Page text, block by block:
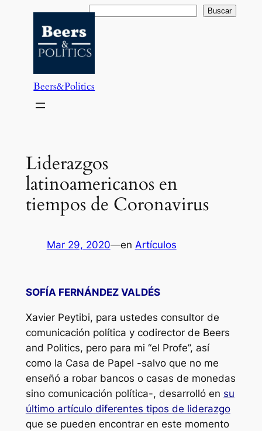
contenido
Buscar Buscar
Beers&Politics
Liderazgos
latinoamericanos en
tiempos de Coronavirus
Mar 29, 2020—en Artículos
SOFÍA FERNÁNDEZ VALDÉS
Xavier Peytibi, para ustedes consultor de
comunicación política y codirector de Beers
and Politics, pero para mi “el Profe”, así
como la Casa de Papel -salvo que no me
enseñó a robar bancos o casas de monedas
sino comunicación política-, desarrolló en su
último artículo diferentes tipos de liderazgo
que se pueden encontrar en este momento